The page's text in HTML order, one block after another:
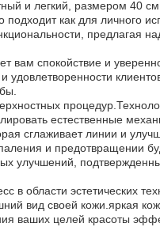
и легкий, размером 40
как для личного
предлагая
вам спокойствие и
удовлетворенности
естественные
сглаживает линии и
и предотвращении
улучшений,
в области эстетических
вид своей кожи.яркая
ваших целей красоты